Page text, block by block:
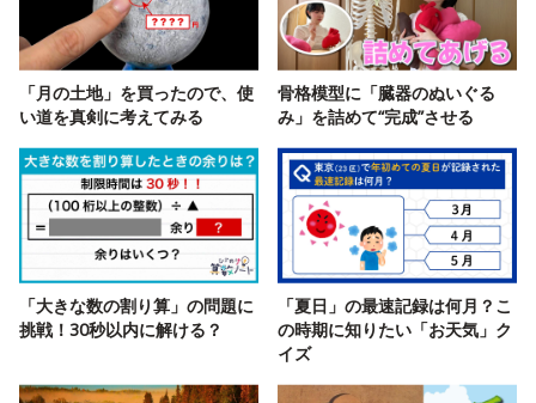
「月の土地」を買ったので、使
い道を真剣に考えてみる
骨格模型に「臓器のぬいぐる
み」を詰めて“完成”させる
「大きな数の割り算」の問題に
挑戦！30秒以内に解ける？
「夏日」の最速記録は何月？こ
の時期に知りたい「お天気」ク
イズ